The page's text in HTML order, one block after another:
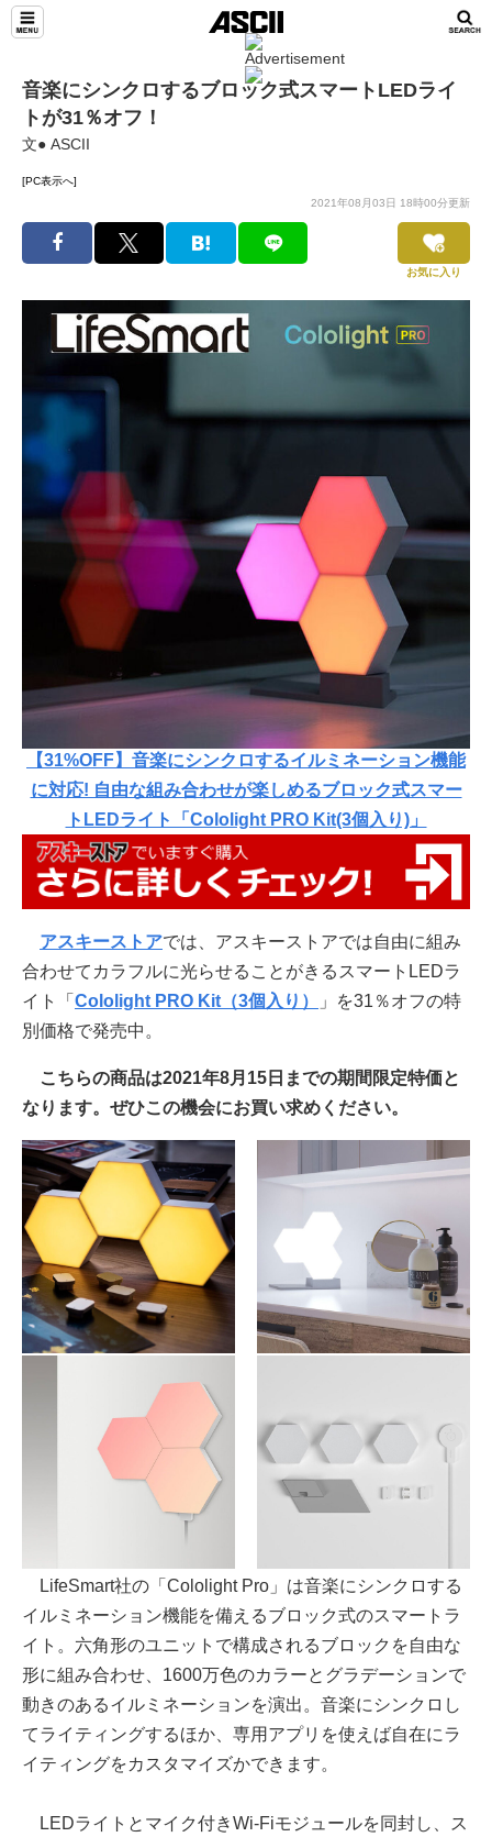
音楽にシンクロするブロック式スマートLEDライ
トが31％オフ！
文● ASCII
[PC表示へ]
2021年08月03日 18時00分更新
お気に入り
【31%OFF】音楽にシンクロするイルミネーション機能
に対応! 自由な組み合わせが楽しめるブロック式スマー
トLEDライト「Cololight PRO Kit(3個入り)」
アスキーストアでは、アスキーストアでは自由に組み
合わせてカラフルに光らせることがきるスマートLEDラ
イト「 Cololight PRO Kit（3個入り）
」を31％オフの特
別価格で発売中。
こちらの商品は2021年8月15日までの期間限定特価と
なります。ぜひこの機会にお買い求めください。
LifeSmart社の「Cololight Pro」は音楽にシンクロする
イルミネーション機能を備えるブロック式のスマートラ
イト。六角形のユニットで構成されるブロックを自由な
形に組み合わせ、1600万色のカラーとグラデーションで
動きのあるイルミネーションを演出。音楽にシンクロし
てライティングするほか、専用アプリを使えば自在にラ
イティングをカスタマイズかできます。
LEDライトとマイク付きWi-Fiモジュールを同封し、ス